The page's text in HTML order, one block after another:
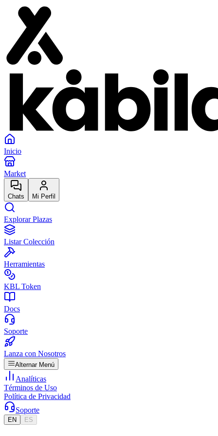
Inicio
Market
Chats Mi Perfil
Explorar Plazas
Listar Colección
Herramientas
KBL Token
Docs
Soporte
Lanza con Nosotros
Alternar Menú
Analíticas
Términos de Uso
Política de Privacidad
Soporte
EN ES